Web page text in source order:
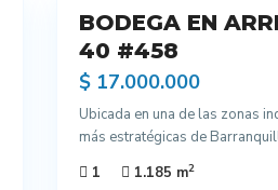
BODEGA EN
40 #458
$ 17.000.000
Ubicada en una de las zonas
más estratégicas de
1
1.185 m2